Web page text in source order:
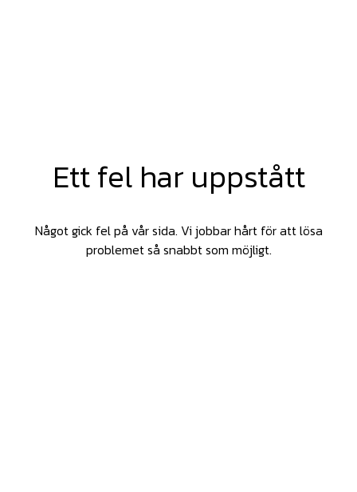
Ett fel har uppstått
Något gick fel på vår sida. Vi jobbar hårt för att lösa
problemet så snabbt som möjligt.